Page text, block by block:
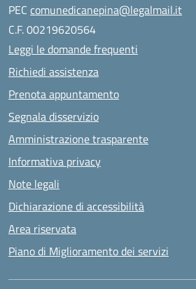
PEC comunedicanepina@legalmail.it
C.F. 00219620564
Leggi le domande frequenti
Richiedi assistenza
Prenota appuntamento
Segnala disservizio
Amministrazione trasparente
Informativa privacy
Note legali
Dichiarazione di accessibilità
Area riservata
Piano di Miglioramento dei servizi